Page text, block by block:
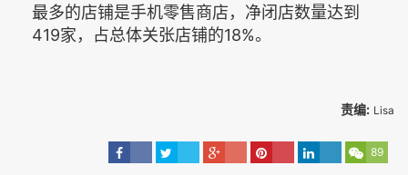
最多的店铺是手机零售商店，净闭店数量达到
419家，占总体关张店铺的18%。
责编: Lisa
89